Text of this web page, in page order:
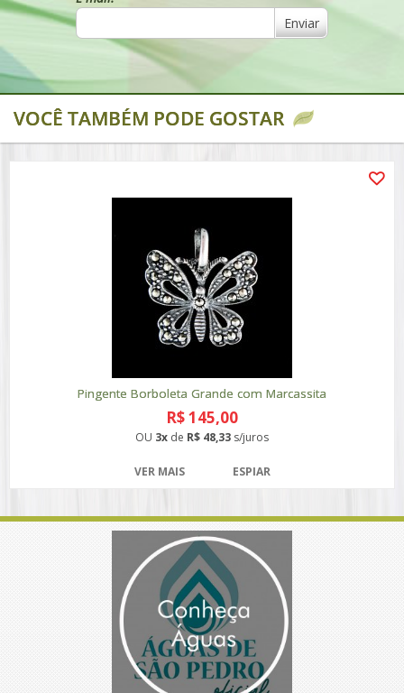
Enviar
VOCÊ TAMBÉM PODE GOSTAR
Pingente Borboleta Grande com Marcassita
R$ 145,00
OU 3x de R$ 48,33 s/juros
VER MAIS ESPIAR